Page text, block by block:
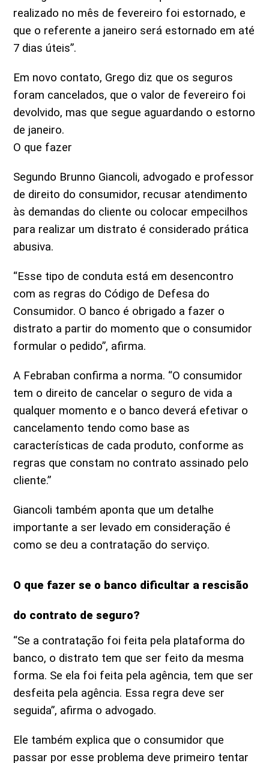
realizado no mês de fevereiro foi estornado, e
que o referente a janeiro será estornado em até
7 dias úteis”.
Em novo contato, Grego diz que os seguros
foram cancelados, que o valor de fevereiro foi
devolvido, mas que segue aguardando o estorno
de janeiro.
O que fazer
Segundo Brunno Giancoli, advogado e professor
de direito do consumidor, recusar atendimento
às demandas do cliente ou colocar empecilhos
para realizar um distrato é considerado prática
abusiva.
“Esse tipo de conduta está em desencontro
com as regras do Código de Defesa do
Consumidor. O banco é obrigado a fazer o
distrato a partir do momento que o consumidor
formular o pedido”, afirma.
A Febraban confirma a norma. “O consumidor
tem o direito de cancelar o seguro de vida a
qualquer momento e o banco deverá efetivar o
cancelamento tendo como base as
características de cada produto, conforme as
regras que constam no contrato assinado pelo
cliente.”
Giancoli também aponta que um detalhe
importante a ser levado em consideração é
como se deu a contratação do serviço.
O que fazer se o banco dificultar a rescisão
do contrato de seguro?
“Se a contratação foi feita pela plataforma do
banco, o distrato tem que ser feito da mesma
forma. Se ela foi feita pela agência, tem que ser
desfeita pela agência. Essa regra deve ser
seguida”, afirma o advogado.
Ele também explica que o consumidor que
passar por esse problema deve primeiro tentar